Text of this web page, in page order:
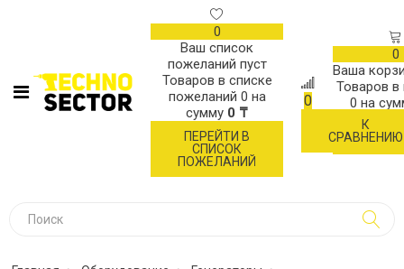
0
Ваш список
пожеланий пуст
Товаров в списке
пожеланий 0 на
сумму 0 ₸
ПЕРЕЙТИ В
СПИСОК
ПОЖЕЛАНИЙ
0
К
СРАВНЕНИЮ
0
Ваша
Товаров в
0 на